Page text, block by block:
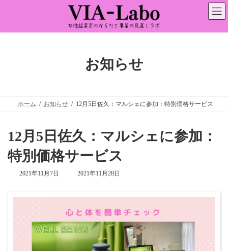
ン
ー
お知らせ
ホーム お知らせ 12月5日佐久：マルシェに参加：特別価格サービス
12月5日佐久：マルシェに参加：
特別価格サービス
2021年11月7日
最
新
日
時
:
2021年11月28日